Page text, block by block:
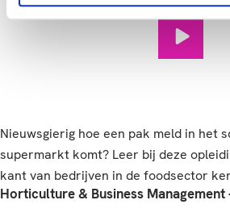
Nieuwsgierig hoe een pak meld in het
supermarkt komt? Leer bij deze
kant van bedrijven in de foodsector
Horticulture & Business Management